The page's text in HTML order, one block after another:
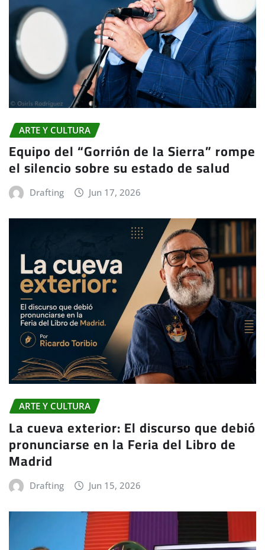
ARTE Y CULTURA
Equipo del “Gorrión de la Sierra” rompe
el silencio sobre su estado de salud
Drafting Jun 17, 2026
ARTE Y CULTURA
La cueva exterior: El discurso que debió
pronunciarse en la Feria del Libro de
Madrid
Drafting Jun 15, 2026